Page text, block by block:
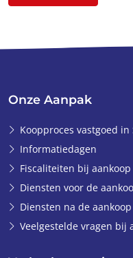
Onze Aanpak
Koopproces vastgoed in
Informatiedagen
Fiscaliteiten bij aankoop
Diensten voor de
Diensten na de aankoop
Veelgestelde vragen bij